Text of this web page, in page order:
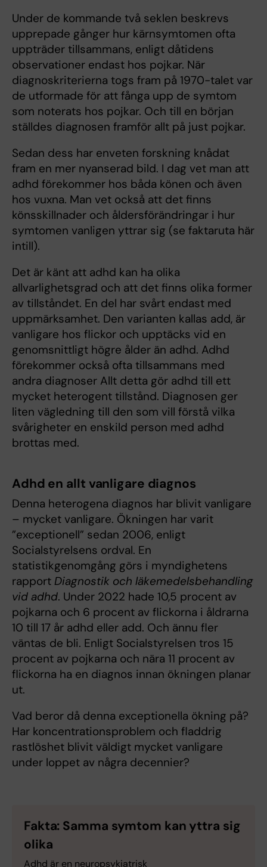
Under de kommande två seklen beskrevs
upprepade gånger hur kärnsymtomen ofta
uppträder tillsammans, enligt dåtidens
observationer endast hos pojkar. När
diagnoskriterierna togs fram på 1970-talet var
de utformade för att fånga upp de symtom
som noterats hos pojkar. Och till en början
ställdes diagnosen framför allt på just pojkar.
Sedan dess har enveten forskning knådat
fram en mer nyanserad bild. I dag vet man att
adhd förekommer hos båda könen och även
hos vuxna. Man vet också att det finns
könsskillnader och åldersförändringar i hur
symtomen vanligen yttrar sig (se faktaruta här
intill).
Det är känt att adhd kan ha olika
allvarlighetsgrad och att det finns olika former
av tillståndet. En del har svårt endast med
uppmärksamhet. Den varianten kallas add, är
vanligare hos flickor och upptäcks vid en
genomsnittligt högre ålder än adhd. Adhd
förekommer också ofta tillsammans med
andra diagnoser Allt detta gör adhd till ett
mycket heterogent tillstånd. Diagnosen ger
liten vägledning till den som vill förstå vilka
svårigheter en enskild person med adhd
brottas med.
Adhd en allt vanligare diagnos
Denna heterogena diagnos har blivit vanligare
– mycket vanligare. Ökningen har varit
”exceptionell” sedan 2006, enligt
Socialstyrelsens ordval. En
statistikgenomgång görs i myndighetens
rapport Diagnostik och läkemedelsbehandling
vid adhd. Under 2022 hade 10,5 procent av
pojkarna och 6 procent av flickorna i åldrarna
10 till 17 år adhd eller add. Och ännu fler
väntas de bli. Enligt Socialstyrelsen tros 15
procent av pojkarna och nära 11 procent av
flickorna ha en diagnos innan ökningen planar
ut.
Vad beror då denna exceptionella ökning på?
Har koncentrationsproblem och fladdrig
rastlöshet blivit väldigt mycket vanligare
under loppet av några decennier?
Fakta: Samma symtom kan yttra sig
olika
Adhd är en neuropsykiatrisk